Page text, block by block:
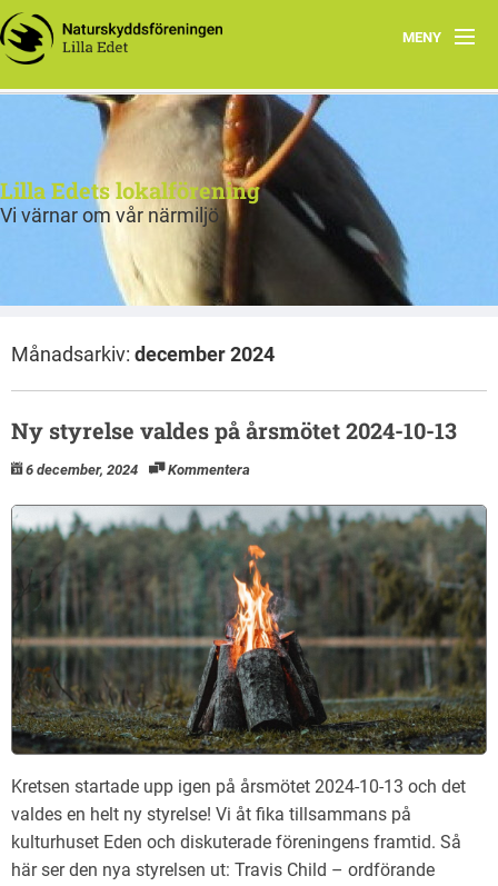
MENY
Hem
Lilla Edets lokalförening
Vi värnar om vår närmiljö
Månadsarkiv: december 2024
Ny styrelse valdes på årsmötet 2024-10-13
6 december, 2024 Kommentera
Kretsen startade upp igen på årsmötet 2024-10-13 och det
valdes en helt ny styrelse! Vi åt fika tillsammans på
kulturhuset Eden och diskuterade föreningens framtid. Så
här ser den nya styrelsen ut: Travis Child – ordförande